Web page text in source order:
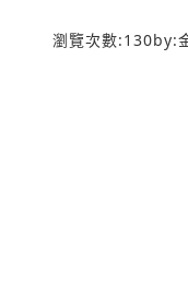
瀏覽次數:130by: